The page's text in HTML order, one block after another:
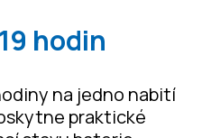
hodin
na jedno nabití
praktické